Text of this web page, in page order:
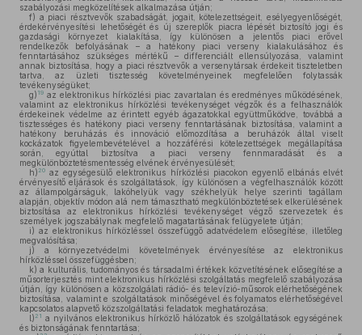
szabályozási megközelítések alkalmazása útján;
f) a piaci résztvevők szabadságát, jogait, kötelezettségeit, esélyegyenlőségét,
érdekérvényesítési lehetőségét és új szereplők piacra lépését biztosító jogi és
gazdasági környezet kialakítása, így különösen a jelentős piaci erővel
rendelkezők befolyásának – a hatékony piaci verseny kialakulásához és
fenntartásához szükséges mértékű – differenciált ellensúlyozása, valamint
annak biztosítása, hogy a piaci résztvevők a versenytársak érdekeit tiszteletben
tartva, az üzleti tisztesség követelményeinek megfelelően folytassák
tevékenységüket;
g) 19 az elektronikus hírközlési piac zavartalan és eredményes működésének,
valamint az elektronikus hírközlési tevékenységet végzők és a felhasználók
érdekeinek védelme az érintett egyéb ágazatokkal együttműködve, továbbá a
tisztességes és hatékony piaci verseny fenntartásának biztosítása, valamint a
hatékony beruházás és innováció előmozdítása a beruházók által viselt
kockázatok figyelembevételével a hozzáférési kötelezettségek megállapítása
során, egyúttal biztosítva a piaci verseny fennmaradását és a
megkülönböztetésmentesség elvének érvényesülését;
h) 20 az egységesülő elektronikus hírközlési piacokon egyenlő elbánás elvét
érvényesítő eljárások és szolgáltatások, így különösen a végfelhasználók között
az állampolgárságuk, lakóhelyük vagy székhelyük helye szerinti tagállam
alapján, objektív módon alá nem támasztható megkülönböztetések elkerülésének
biztosítása az elektronikus hírközlési tevékenységet végző szervezetek és
személyek jogszabálynak megfelelő magatartásának felügyelete útján;
i) az elektronikus hírközléssel összefüggő adatvédelem elősegítése, illetőleg
megvalósítása;
j) a környezetvédelmi követelmények érvényesítése az elektronikus
hírközléssel összefüggésben;
k) a kulturális, tudományos és társadalmi értékek közvetítésének elősegítése a
műsorterjesztés mint elektronikus hírközlési szolgáltatás megfelelő szabályozása
útján, így különösen a közszolgálati rádió- és televízió-műsorok elérhetőségének
biztosítása, valamint e szolgáltatások minőségével és folyamatos elérhetőségével
kapcsolatos alapvető közszolgáltatási feladatok meghatározása;
l) 21 a nyilvános elektronikus hírközlő hálózatok és szolgáltatások egységének
és biztonságának fenntartása;